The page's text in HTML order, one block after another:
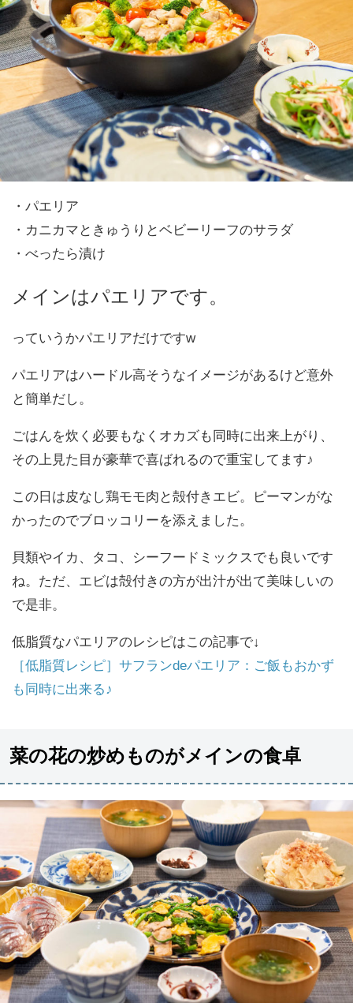
・パエリア
・カニカマときゅうりとベビーリーフのサラダ
・べったら漬け
メインはパエリアです。
っていうかパエリアだけですw
パエリアはハードル高そうなイメージがあるけど意外
と簡単だし。
ごはんを炊く必要もなくオカズも同時に出来上がり、
その上見た目が豪華で喜ばれるので重宝してます♪
この日は皮なし鶏モモ肉と殻付きエビ。ピーマンがな
かったのでブロッコリーを添えました。
貝類やイカ、タコ、シーフードミックスでも良いです
ね。ただ、エビは殻付きの方が出汁が出て美味しいの
で是非。
低脂質なパエリアのレシピはこの記事で↓
［低脂質レシピ］サフランdeパエリア：ご飯もおかず
も同時に出来る♪
菜の花の炒めものがメインの食卓